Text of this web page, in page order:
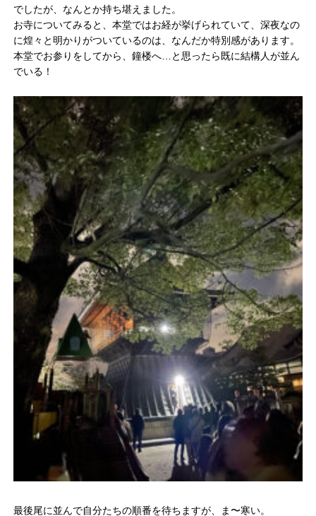
でしたが、なんとか持ち堪えました。
お寺についてみると、本堂ではお経が挙げられていて、深夜なの
に煌々と明かりがついているのは、なんだか特別感があります。
本堂でお参りをしてから、鐘楼へ…と思ったら既に結構人が並ん
でいる！
最後尾に並んで自分たちの順番を待ちますが、ま〜寒い。